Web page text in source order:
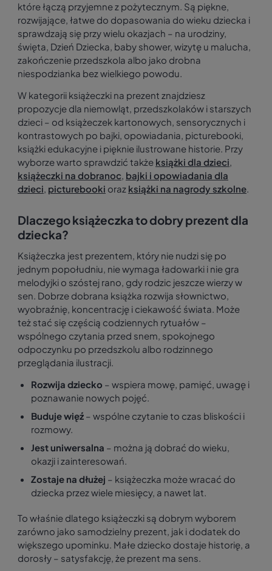
które łączą przyjemne z pożytecznym. Są piękne,
rozwijające, łatwe do dopasowania do wieku dziecka i
sprawdzają się przy wielu okazjach – na urodziny,
święta, Dzień Dziecka, baby shower, wizytę u malucha,
zakończenie przedszkola albo jako drobna
niespodzianka bez wielkiego powodu.
W kategorii książeczki na prezent znajdziesz
propozycje dla niemowląt, przedszkolaków i starszych
dzieci – od książeczek kartonowych, sensorycznych i
kontrastowych po bajki, opowiadania, picturebooki,
książki edukacyjne i pięknie ilustrowane historie. Przy
wyborze warto sprawdzić także książki dla dzieci,
książeczki na dobranoc, bajki i opowiadania dla
dzieci, picturebooki oraz książki na nagrody szkolne.
Dlaczego książeczka to dobry prezent dla
dziecka?
Książeczka jest prezentem, który nie nudzi się po
jednym popołudniu, nie wymaga ładowarki i nie gra
melodyjki o szóstej rano, gdy rodzic jeszcze wierzy w
sen. Dobrze dobrana książka rozwija słownictwo,
wyobraźnię, koncentrację i ciekawość świata. Może
też stać się częścią codziennych rytuałów –
wspólnego czytania przed snem, spokojnego
odpoczynku po przedszkolu albo rodzinnego
przeglądania ilustracji.
Rozwija dziecko – wspiera mowę, pamięć, uwagę i
poznawanie nowych pojęć.
Buduje więź – wspólne czytanie to czas bliskości i
rozmowy.
Jest uniwersalna – można ją dobrać do wieku,
okazji i zainteresowań.
Zostaje na dłużej – książeczka może wracać do
dziecka przez wiele miesięcy, a nawet lat.
To właśnie dlatego książeczki są dobrym wyborem
zarówno jako samodzielny prezent, jak i dodatek do
większego upominku. Małe dziecko dostaje historię, a
dorosły – satysfakcję, że prezent ma sens.